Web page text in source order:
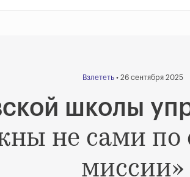
Взлететь• 26 сентября 2025
школы
не сами по
миссии»